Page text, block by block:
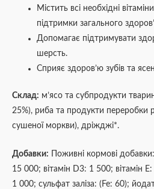
Містить всі необхідні
підтримки загального
Допомагає підтримувати
шерсть.
Сприяє здоров’ю зубів та
Склад: м’ясо та субпродукти
25%), риба та продукти переробки
сушеної моркви), дріжджі*.
Добавки: Поживні кормові
15 000; вітамін D3: 1 500; вітамін
1 000; сульфат заліза: (Fe: 60);